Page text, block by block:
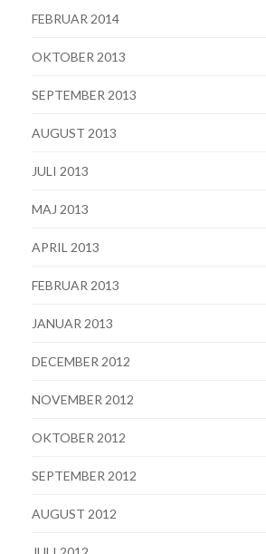
FEBRUAR 2014
OKTOBER 2013
SEPTEMBER 2013
AUGUST 2013
JULI 2013
MAJ 2013
APRIL 2013
FEBRUAR 2013
JANUAR 2013
DECEMBER 2012
NOVEMBER 2012
OKTOBER 2012
SEPTEMBER 2012
AUGUST 2012